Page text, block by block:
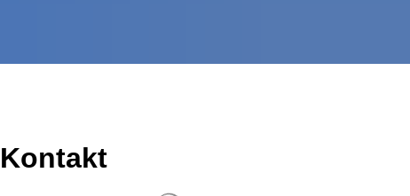
Kontakt